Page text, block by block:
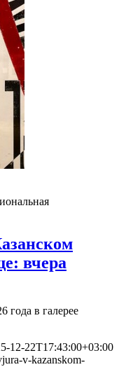
вчера
года в галерее
12-22T17:43:00+03:00
v-kazanskom-